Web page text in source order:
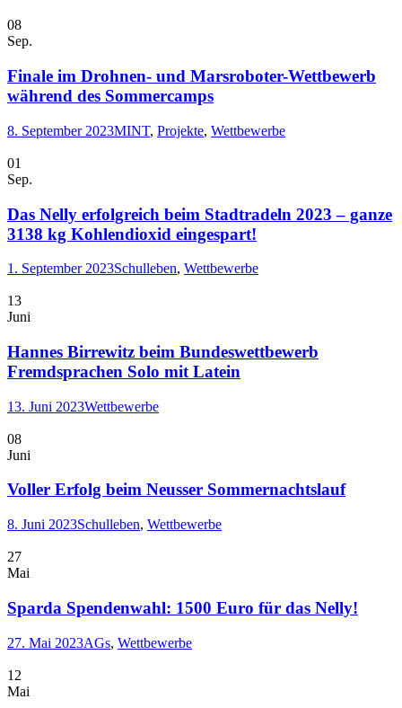
08
Sep.
Finale im Drohnen- und Marsroboter-Wettbewerb
während des Sommercamps
8. September 2023MINT, Projekte, Wettbewerbe
01
Sep.
Das Nelly erfolgreich beim Stadtradeln 2023 – ganze
3138 kg Kohlendioxid eingespart!
1. September 2023Schulleben, Wettbewerbe
13
Juni
Hannes Birrewitz beim Bundeswettbewerb
Fremdsprachen Solo mit Latein
13. Juni 2023Wettbewerbe
08
Juni
Voller Erfolg beim Neusser Sommernachtslauf
8. Juni 2023Schulleben, Wettbewerbe
27
Mai
Sparda Spendenwahl: 1500 Euro für das Nelly!
27. Mai 2023AGs, Wettbewerbe
12
Mai